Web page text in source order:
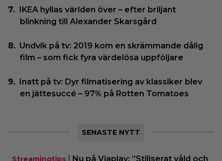
IKEA hyllas världen över – efter briljant
blinkning till Alexander Skarsgård
Undvik på tv: 2019 kom en skrämmande dålig
film – som fick fyra värdelösa uppföljare
Inatt på tv: Dyr filmatisering av klassiker blev
en jättesuccé – 97% på Rotten Tomatoes
SENASTE NYTT
Nu på Viaplay: ”Stiliserat våld och